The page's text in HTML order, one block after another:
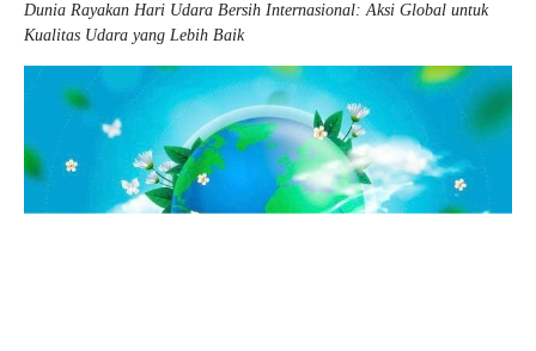
Dunia Rayakan Hari Udara Bersih Internasional: Aksi Global untuk
Kualitas Udara yang Lebih Baik